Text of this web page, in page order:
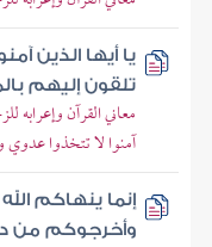
يا أيها الذين
تلقون إليهم
معاني القرآن وإعرابه
آمنوا لا تتخذوا عدوي
إنما ينهاكم
وأخرجوكم من